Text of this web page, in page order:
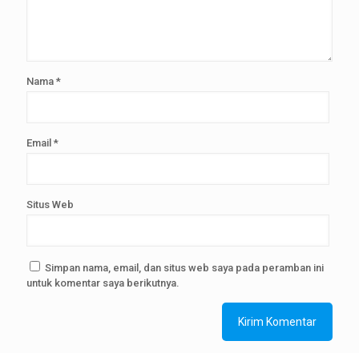
Nama *
Email *
Situs Web
Simpan nama, email, dan situs web saya pada peramban ini
untuk komentar saya berikutnya.